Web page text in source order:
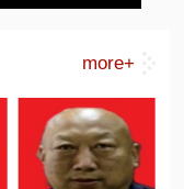
more+